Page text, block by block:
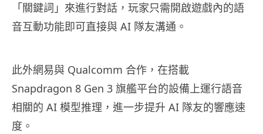
「關鍵詞」來進行對話，玩家只需開啟遊戲內的語
音互動功能即可直接與 AI 隊友溝通。
此外網易與 Qualcomm 合作，在搭載
Snapdragon 8 Gen 3 旗艦平台的設備上運行語音
相關的 AI 模型推理，進一步提升 AI 隊友的響應速
度。